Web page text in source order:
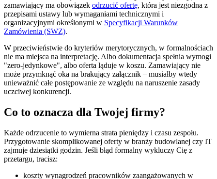
zamawiający ma obowiązek odrzucić ofertę, która jest niezgodna z
przepisami ustawy lub wymaganiami technicznymi i
organizacyjnymi określonymi w Specyfikacji Warunków
Zamówienia (SWZ).
W przeciwieństwie do kryteriów merytorycznych, w formalnościach
nie ma miejsca na interpretację. Albo dokumentacja spełnia wymogi
"zero-jedynkowe", albo oferta ląduje w koszu. Zamawiający nie
może przymknąć oka na brakujący załącznik – musiałby wtedy
unieważnić całe postępowanie ze względu na naruszenie zasady
uczciwej konkurencji.
Co to oznacza dla Twojej firmy?
Każde odrzucenie to wymierna strata pieniędzy i czasu zespołu.
Przygotowanie skomplikowanej oferty w branży budowlanej czy IT
zajmuje dziesiątki godzin. Jeśli błąd formalny wykluczy Cię z
przetargu, tracisz:
koszty wynagrodzeń pracowników zaangażowanych w